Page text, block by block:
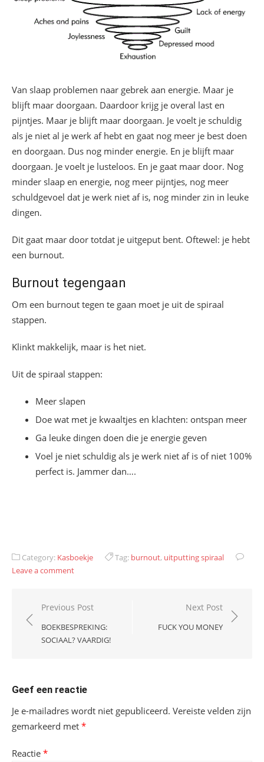
Van slaap problemen naar gebrek aan energie. Maar je
blijft maar doorgaan. Daardoor krijg je overal last en
pijntjes. Maar je blijft maar doorgaan. Je voelt je schuldig
als je niet al je werk af hebt en gaat nog meer je best doen
en doorgaan. Dus nog minder energie. En je blijft maar
doorgaan. Je voelt je lusteloos. En je gaat maar door. Nog
minder slaap en energie, nog meer pijntjes, nog meer
schuldgevoel dat je werk niet af is, nog minder zin in leuke
dingen.
Dit gaat maar door totdat je uitgeput bent. Oftewel: je hebt
een burnout.
Burnout tegengaan
Om een burnout tegen te gaan moet je uit de spiraal
stappen.
Klinkt makkelijk, maar is het niet.
Uit de spiraal stappen:
Meer slapen
Doe wat met je kwaaltjes en klachten: ontspan meer
Ga leuke dingen doen die je energie geven
Voel je niet schuldig als je werk niet af is of niet 100%
perfect is. Jammer dan….
Category: Kasboekje Tag: burnout, uitputting spiraal
Leave a comment
Bericht
navigatie
Previous Post
BOEKBESPREKING:
SOCIAAL? VAARDIG!
Next Post
FUCK YOU MONEY
Geef een reactie
Je e-mailadres wordt niet gepubliceerd. Vereiste velden zijn
gemarkeerd met *
Reactie *